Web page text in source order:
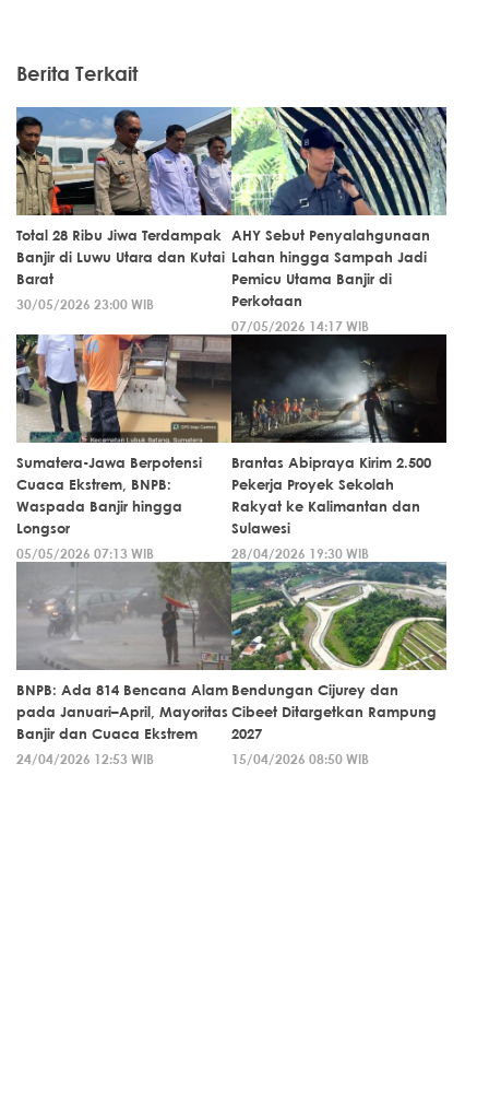
Berita Terkait
Total 28 Ribu Jiwa Terdampak
Banjir di Luwu Utara dan Kutai
Barat
30/05/2026 23:00 WIB
AHY Sebut Penyalahgunaan
Lahan hingga Sampah Jadi
Pemicu Utama Banjir di
Perkotaan
07/05/2026 14:17 WIB
Sumatera-Jawa Berpotensi
Cuaca Ekstrem, BNPB:
Waspada Banjir hingga
Longsor
05/05/2026 07:13 WIB
Brantas Abipraya Kirim 2.500
Pekerja Proyek Sekolah
Rakyat ke Kalimantan dan
Sulawesi
28/04/2026 19:30 WIB
BNPB: Ada 814 Bencana Alam
pada Januari–April, Mayoritas
Banjir dan Cuaca Ekstrem
24/04/2026 12:53 WIB
Bendungan Cijurey dan
Cibeet Ditargetkan Rampung
2027
15/04/2026 08:50 WIB